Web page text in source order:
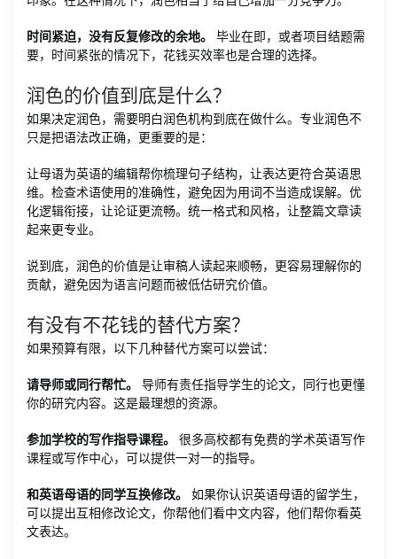
时间紧迫，没有反复修改的余地。
毕业在即，或者项目结题需
要，时间紧张的情况下，花钱买效率也是合理的选择。
润色的价值到底是什么？
如果决定润色，需要明白润色机构到底在做什么。专业润色不
只是把语法改正确，更重要的是：
让母语为英语的编辑帮你梳理句子结构，让表达更符合英语思
维。检查术语使用的准确性，避免因为用词不当造成误解。优
化逻辑衔接，让论证更流畅。统一格式和风格，让整篇文章读
起来更专业。
说到底，润色的价值是让审稿人读起来顺畅，更容易理解你的
贡献，避免因为语言问题而被低估研究价值。
有没有不花钱的替代方案？
如果预算有限，以下几种替代方案可以尝试：
请导师或同行帮忙。
导师有责任指导学生的论文，同行也更懂
你的研究内容。这是最理想的资源。
参加学校的写作指导课程。
很多高校都有免费的学术英语写作
课程或写作中心，可以提供一对一的指导。
和英语母语的同学互换修改。
如果你认识英语母语的留学生，
可以提出互相修改论文，你帮他们看中文内容，他们帮你看英
文表达。